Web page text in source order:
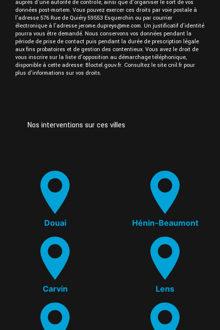
auprès d’une autorité de contrôle, ainsi que d’organiser le sort de vos
données post-mortem. Vous pouvez exercer ces droits par voie postale à
l'adresse 576 Rue de Quiéry 59553 Esquerchin ou par courrier
électronique à l'adresse jerome.dupreys@me.com. Un justificatif d'identité
pourra vous être demandé. Nous conservons vos données pendant la
période de prise de contact puis pendant la durée de prescription légale
aux fins probatoires et de gestion des contentieux. Vous avez le droit de
vous inscrire sur la liste d'opposition au démarchage téléphonique,
disponible à cette adresse: Bloctel.gouv.fr. Consultez le site cnil.fr pour
plus d’informations sur vos droits.
Nos interventions sur ces villes
Douai Hénin-Beaumont
Carvin Lens